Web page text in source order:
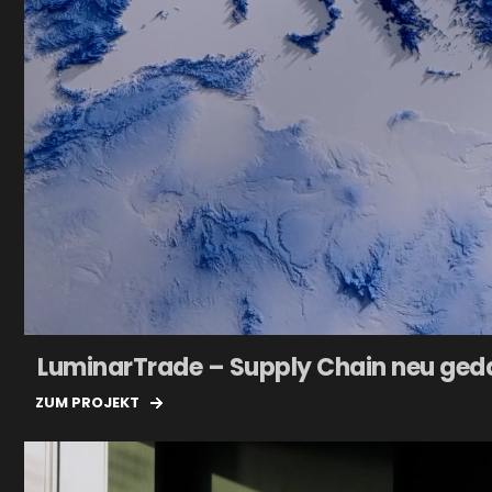
LuminarTrade – Supply Chain neu
ZUM PROJEKT